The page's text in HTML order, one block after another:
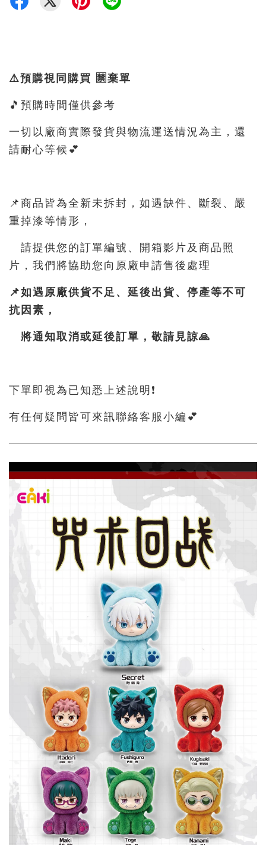
⚠️預購視同購買 🈲️棄單
🎵預購時間僅供參考
一切以廠商實際發貨與物流運送情況為主，還
請耐心等候💕
📌商品皆為全新未拆封，如遇缺件、斷裂、嚴
重掉漆等情形，
請提供您的訂單編號、開箱影片及商品照
片，我們將協助您向原廠申請售後處理
📌如遇原廠供貨不足、延後出貨、停產等不可
抗因素，
將通知取消或延後訂單，敬請見諒🙏
下單即視為已知悉上述說明❗
有任何疑問皆可來訊聯絡客服小編💕